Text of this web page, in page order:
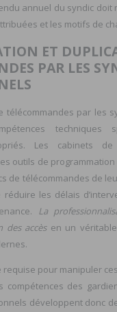
annuel du syndic doit
et les motifs de
ET
PAR LES
télécommandes par les
techniques
Les cabinets
outils de
de télécommandes de
les délais
La
des accès en un
requise pour manipuler
compétences des
développent donc